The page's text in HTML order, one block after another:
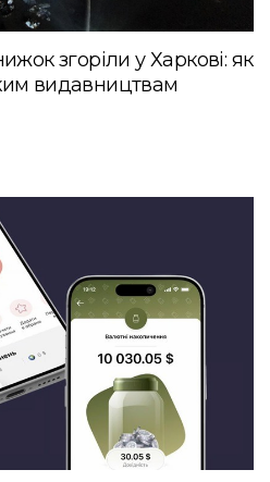
згоріли у Харкові: як
видавництвам